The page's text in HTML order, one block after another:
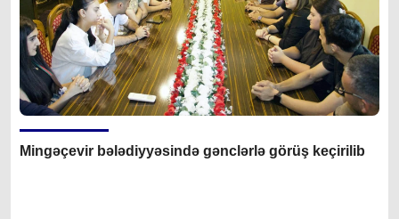
Mingəçevir bələdiyyəsində gənclərlə görüş keçirilib